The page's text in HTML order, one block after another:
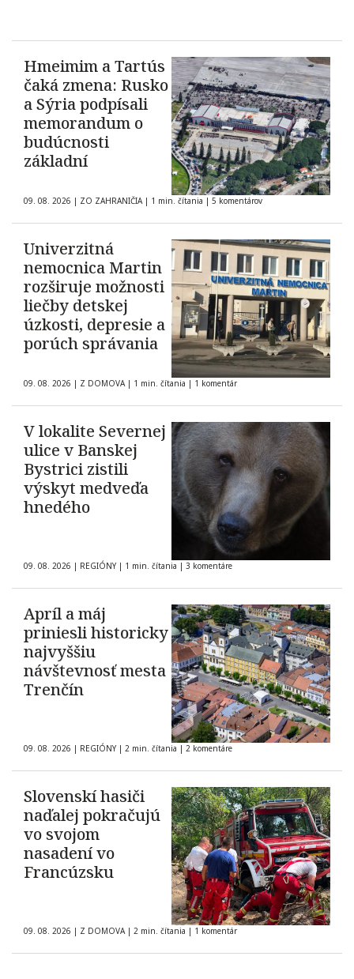
Hmeimim a Tartús
čaká zmena: Rusko
a Sýria podpísali
memorandum o
budúcnosti
základní
09. 08. 2026 | ZO ZAHRANIČIA | 1 min. čítania | 5 komentárov
Univerzitná
nemocnica Martin
rozširuje možnosti
liečby detskej
úzkosti, depresie a
porúch správania
09. 08. 2026 | Z DOMOVA | 1 min. čítania | 1 komentár
V lokalite Severnej
ulice v Banskej
Bystrici zistili
výskyt medveďa
hnedého
09. 08. 2026 | REGIÓNY | 1 min. čítania | 3 komentáre
Apríl a máj
priniesli historicky
najvyššiu
návštevnosť mesta
Trenčín
09. 08. 2026 | REGIÓNY | 2 min. čítania | 2 komentáre
Slovenskí hasiči
naďalej pokračujú
vo svojom
nasadení vo
Francúzsku
09. 08. 2026 | Z DOMOVA | 2 min. čítania | 1 komentár